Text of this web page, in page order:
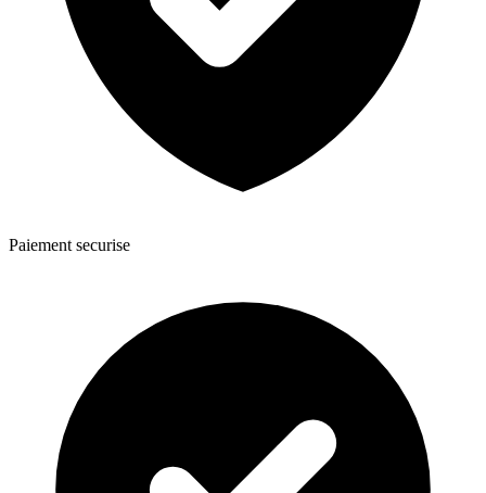
Paiement securise